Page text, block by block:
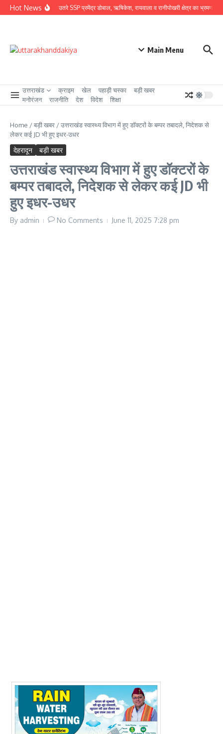
Skip to content
Hot News
ग्राउंड जीरो पर उतरे SSP प्रमेंद्र डोबाल, ऋषिकेश, रायवाला व रानीपोखरी क्षेत्र का भ्रमण कर
Main Menu
उत्तराखंड क्राइम खेल पहाड़ी चस्का
बड़ी खबर
मनोरंजन
राजनीति देश विदेश शिक्षा
Home /बड़ी खबर /उत्तराखंड स्वास्थ्य विभाग में हुए डॉक्टरों के बम्पर तबादले, निदेशक से
लेकर कई JD भी हुए इधर-उधर
देहरादून बड़ी खबर
उत्तराखंड स्वास्थ्य विभाग में हुए डॉक्टरों के
बम्पर तबादले, निदेशक से लेकर कई JD भी
हुए इधर-उधर
By admin No Comments June 11, 2025 7:28 pm